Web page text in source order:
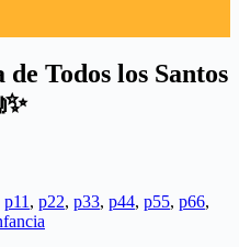
Todos los Santos
p11 , p22, p33, p44, p55, p66,